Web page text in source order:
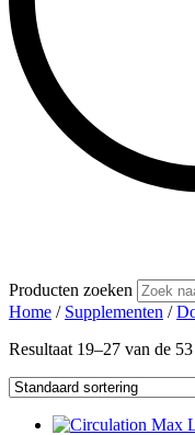
Producten zoeken
Home / Supplementen /
Resultaat 19–27 van de